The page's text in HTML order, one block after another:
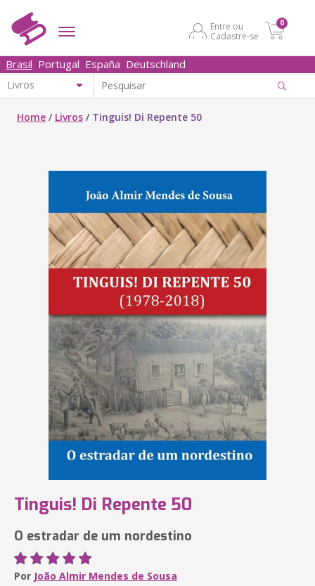
Entre ou
Cadastre-se
0
Brasil Portugal España Deutschland
Home / Livros / Tinguis! Di Repente 50
Tinguis! Di Repente 50
O estradar de um nordestino
Por João Almir Mendes de Sousa